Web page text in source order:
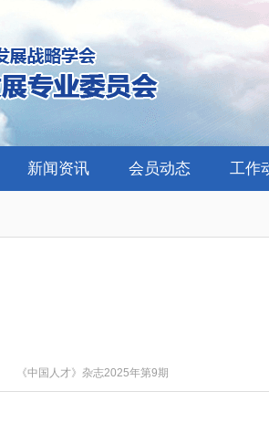
新闻资讯 会员动态 工作
《中国人才》杂志2025年第9期